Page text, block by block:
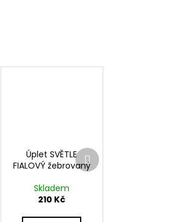
Úplet SVĚTLE
FIALOVÝ žebrovaný
Skladem
210 Kč
Další
produkt